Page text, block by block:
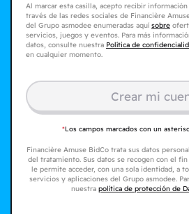
Al marcar esta casilla, acepto recibir
través de las redes sociales de Financière
del Grupo asmodee enumeradas aquí sobre
servicios, juegos y eventos. Para más
datos, consulte nuestra Política de
en cualquier momento.
Crear mi
*Los campos marcados con un
Financière Amuse BidCo trata sus datos
del tratamiento. Sus datos se recogen con el
le permite acceder, con una sola identidad, a
servicios y aplicaciones del Grupo asmodee.
nuestra política de protección de